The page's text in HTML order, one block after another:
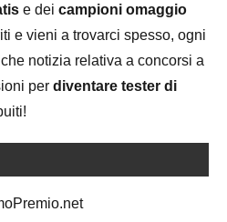
e dei campioni omaggio
e vieni a trovarci spesso, ogni
notizia relativa a concorsi a
per diventare tester di